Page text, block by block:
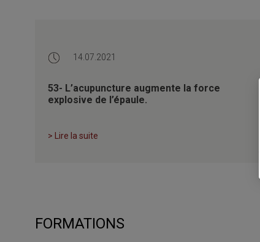
14.07.2021
53- L’acupuncture augmente la force
explosive de l’épaule.
> Lire la suite
FORMATIONS